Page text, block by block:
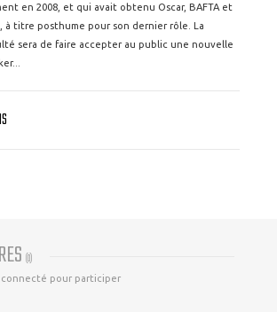
en 2008, et qui avait obtenu Oscar, BAFTA et
à titre posthume pour son dernier rôle. La
sera de faire accepter au public une nouvelle
(0)
connecté pour participer